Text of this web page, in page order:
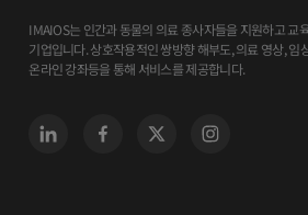
IMAIOS는 인간과 동물의 의료 종사자들을 지원하고 교
기업입니다. 상호작용적인 쌍방향 해부도, 의료 영상, 임
온라인 강좌등을 통해 서비스를 제공합니다.